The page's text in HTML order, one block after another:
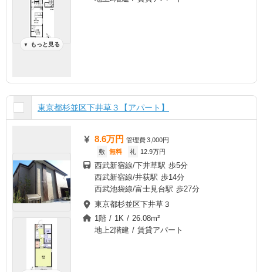
▼ もっと見る
東京都杉並区下井草３【アパート】
8.6万円 管理費3,000円
敷 無料 礼 12.9万円
西武新宿線/下井草駅 歩5分
西武新宿線/井荻駅 歩14分
西武池袋線/富士見台駅 歩27分
東京都杉並区下井草３
1階 / 1K / 26.08m²
地上2階建 / 賃貸アパート